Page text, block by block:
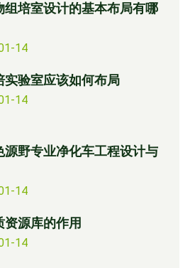
组培室设计的基本布局有哪
14
实验室应该如何布局
14
源野专业净化车工程设计与
14
资源库的作用
14